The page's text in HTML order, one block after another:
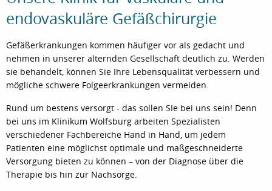
endovaskuläre Gefäßchirurgie
Gefäßerkrankungen kommen häufiger vor als gedacht und
nehmen in unserer alternden Gesellschaft deutlich zu. Werden
sie behandelt, können Sie Ihre Lebensqualität verbessern und
mögliche schwere Folgeerkrankungen vermeiden.
Rund um bestens versorgt - das sollen SIe bei uns sein! Denn
bei uns im Klinikum Wolfsburg arbeiten Spezialisten
verschiedener Fachbereiche Hand in Hand, um jedem
Patienten eine möglichst optimale und maßgeschneiderte
Versorgung bieten zu können – von der Diagnose über die
Therapie bis hin zur Nachsorge.